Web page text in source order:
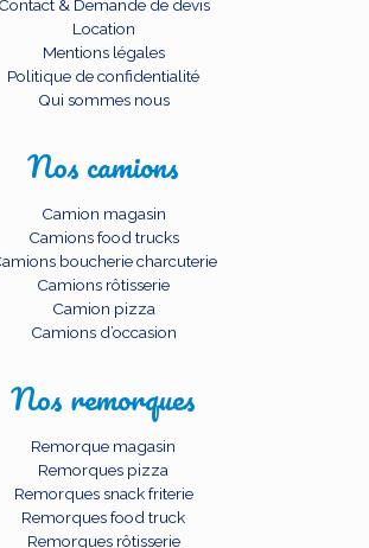
Contact & Demande de devis
Location
Mentions légales
Politique de confidentialité
Qui sommes nous
Nos camions
Camion magasin
Camions food trucks
boucherie charcuterie
Camions rôtisserie
Camion pizza
Camions d’occasion
Nos remorques
Remorque magasin
Remorques pizza
Remorques snack friterie
Remorques food truck
Remorques rôtisserie